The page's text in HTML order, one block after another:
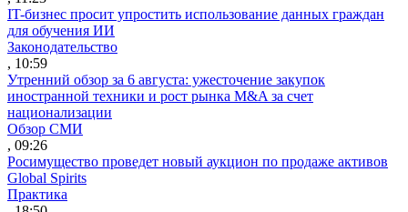
IT-бизнес просит упростить использование данных граждан
для обучения ИИ
Законодательство
, 10:59
Утренний обзор за 6 августа: ужесточение закупок
иностранной техники и рост рынка M&A за счет
национализации
Обзор СМИ
, 09:26
Росимущество проведет новый аукцион по продаже активов
Global Spirits
Практика